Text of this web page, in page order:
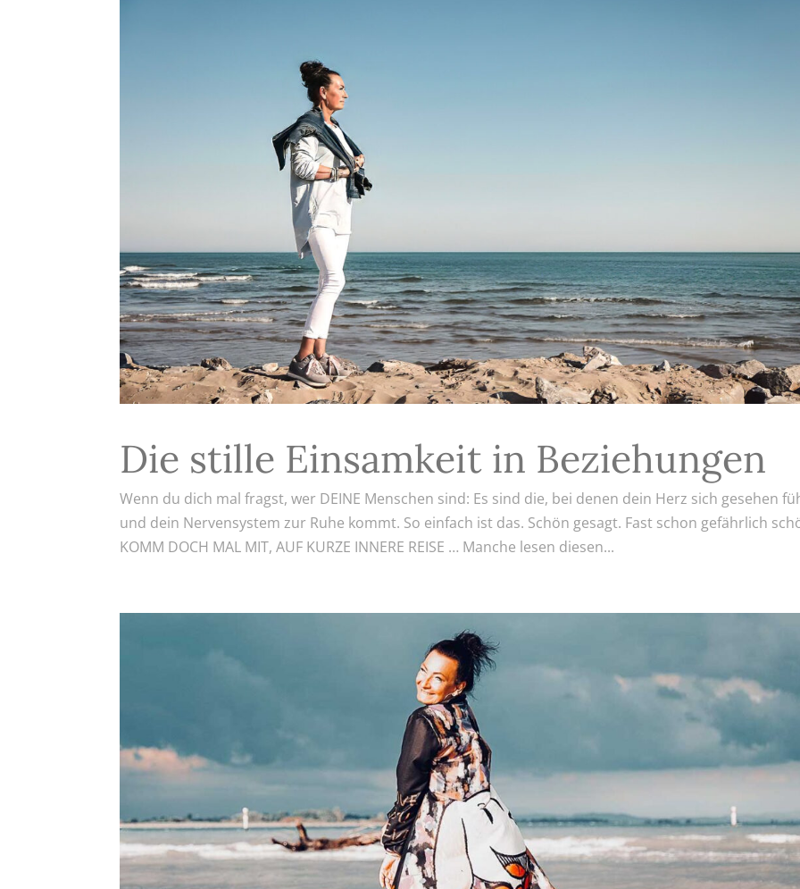
Die stille Einsamkeit in Beziehungen
Wenn du dich mal fragst, wer DEINE Menschen sind: Es sind die, bei denen dein Herz sich gesehen
und dein Nervensystem zur Ruhe kommt. So einfach ist das. Schön gesagt. Fast schon gefährlich
KOMM DOCH MAL MIT, AUF KURZE INNERE REISE … Manche lesen diesen...